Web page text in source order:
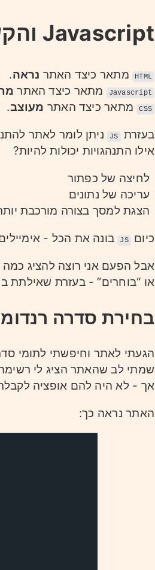
Javascript והקשר שלו ל-HTML
HTML מתאר כיצד האתר נראה.
Javascript מתאר כיצד האתר
CSS מתאר כיצד האתר מעוצב.
בעזרת JS ניתן לומר לאתר
אילו התנהגויות יכולות להיות?
לחיצה של כפתור
עריכה של נתונים
הצגת למסך בצורה מורכבת
כיום JS בונה את הכל -
אבל הפעם אני רוצה להציג
או “בוחרים” - בעזרת שאילתת
בחירת סדרה
הגעתי לאתר וחיפשתי לתומי
שמתי לב שהאתר הציג לי
אך - לא היה להם אופציה
האתר נראה כך: